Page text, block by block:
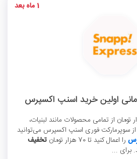
خرید بالای 300 هزار تومان از تمامی محصولات مانند لبنیات،
سوپرمارکت فوری اسنپ اکسپرس می‌توانید
را اعمال کنید تا 70 هزار تومان
تخفیف
برای ...
1 ماه بعد